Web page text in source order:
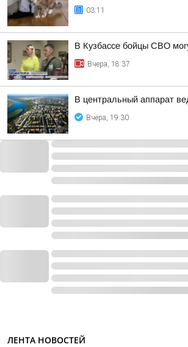
03:11
В Кузбассе бойцы СВО
Вчера, 18:37
В центральный аппарат
Вчера, 19:30
ЛЕНТА НОВОСТЕЙ